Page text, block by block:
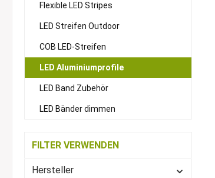
Flexible LED Stripes
LED Streifen Outdoor
COB LED-Streifen
LED Aluminiumprofile
LED Band Zubehör
LED Bänder dimmen
FILTER VERWENDEN
Hersteller